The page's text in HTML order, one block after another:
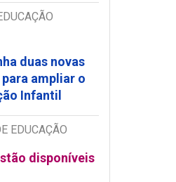
duas novas
ampliar o
Infantil
EDUCAÇÃO
disponíveis